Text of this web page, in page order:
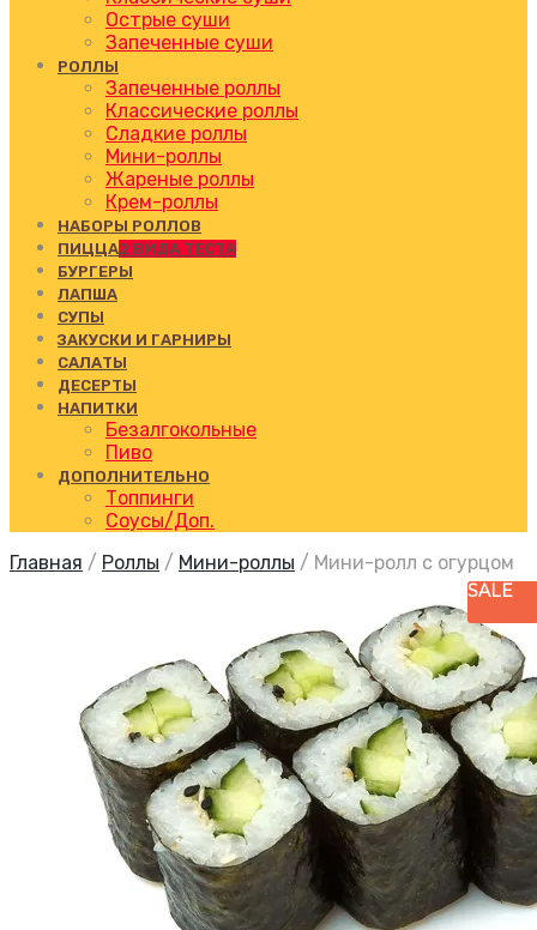
Острые суши
Запеченные суши
РОЛЛЫ
Запеченные роллы
Классические роллы
Сладкие роллы
Мини-роллы
Жареные роллы
Крем-роллы
НАБОРЫ РОЛЛОВ
ПИЦЦА2 ВИДА ТЕСТА
БУРГЕРЫ
ЛАПША
СУПЫ
ЗАКУСКИ И ГАРНИРЫ
САЛАТЫ
ДЕСЕРТЫ
НАПИТКИ
Безалгокольные
Пиво
ДОПОЛНИТЕЛЬНО
Топпинги
Соусы/Доп.
Главная / Роллы / Мини-роллы / Мини-ролл с огурцом
SALE